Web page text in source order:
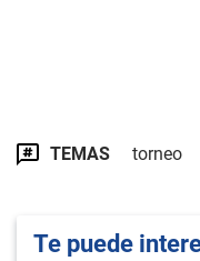
TEMAS torneo
Te puede